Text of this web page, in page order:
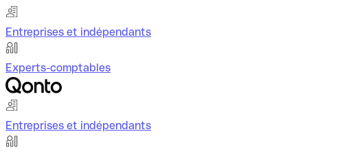
Entreprises et indépendants
Experts-comptables
Entreprises et indépendants